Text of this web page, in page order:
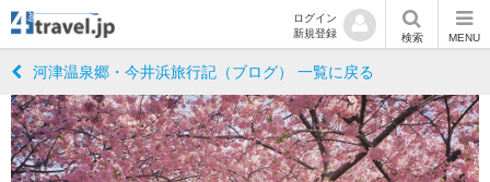
ログイン
新規登録
検索 MENU
河津温泉郷・今井浜旅行記（ブログ） 一覧に戻る